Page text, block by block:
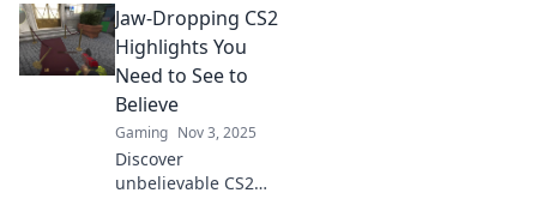
Jaw-Dropping CS2
Highlights You
Need to See to
Believe
Gaming Nov 3, 2025
Discover
unbelievable CS2